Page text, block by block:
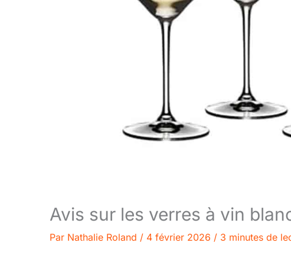
Avis sur les verres à vin
Par Nathalie Roland / 4 février 2026 / 3 minutes de